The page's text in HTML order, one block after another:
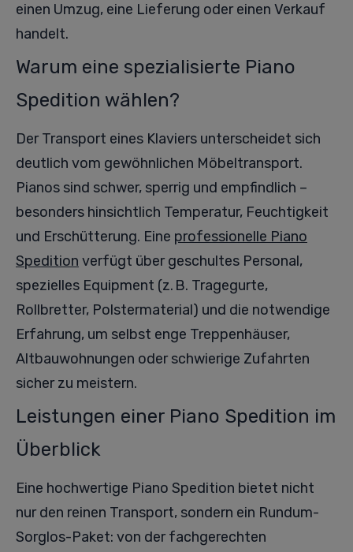
einen Umzug, eine Lieferung oder einen Verkauf
handelt.
Warum eine spezialisierte Piano
Spedition wählen?
Der Transport eines Klaviers unterscheidet sich
deutlich vom gewöhnlichen Möbeltransport.
Pianos sind schwer, sperrig und empfindlich –
besonders hinsichtlich Temperatur, Feuchtigkeit
und Erschütterung. Eine professionelle Piano
Spedition verfügt über geschultes Personal,
spezielles Equipment (z. B. Tragegurte,
Rollbretter, Polstermaterial) und die notwendige
Erfahrung, um selbst enge Treppenhäuser,
Altbauwohnungen oder schwierige Zufahrten
sicher zu meistern.
Leistungen einer Piano Spedition im
Überblick
Eine hochwertige Piano Spedition bietet nicht
nur den reinen Transport, sondern ein Rundum-
Sorglos-Paket: von der fachgerechten